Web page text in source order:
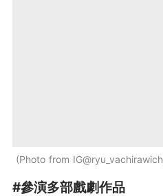
Photo from IG@ryu_vachirawich
#參演多部戲劇作品